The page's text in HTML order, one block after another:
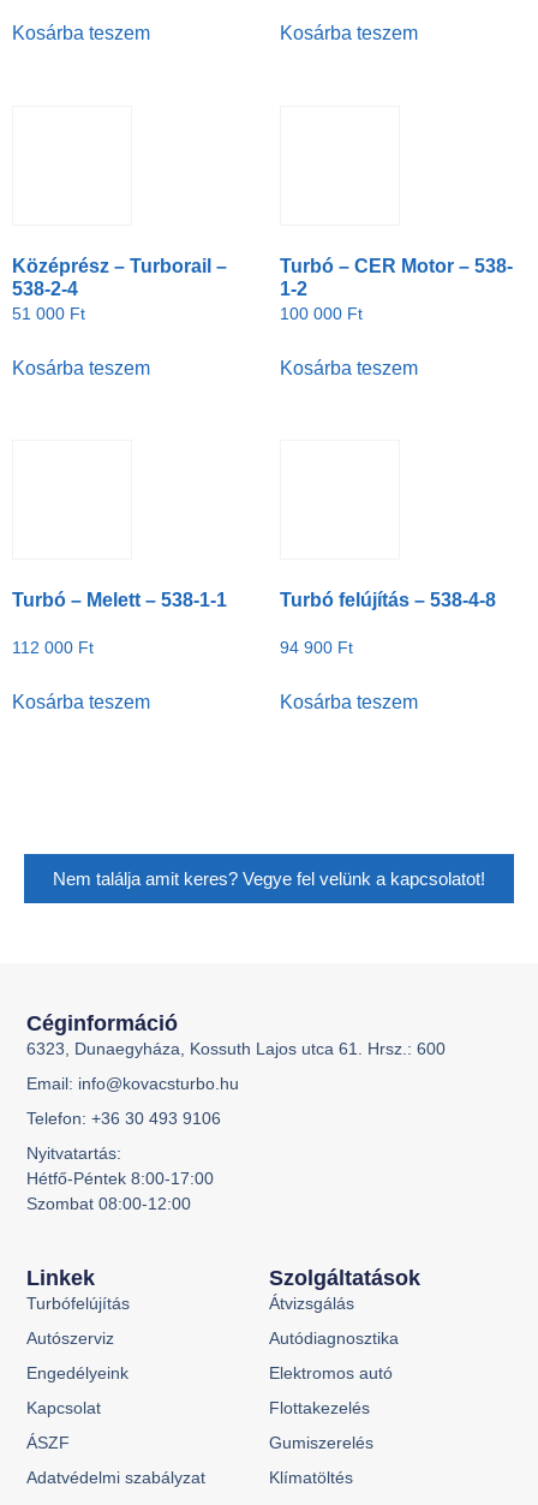
Kosárba teszem Kosárba teszem
Középrész – Turborail –
538-2-4
51 000 Ft
Kosárba teszem
Turbó – CER Motor – 538-
1-2
100 000 Ft
Kosárba teszem
Turbó – Melett – 538-1-1
112 000 Ft
Kosárba teszem
Turbó felújítás – 538-4-8
94 900 Ft
Kosárba teszem
Nem találja amit keres? Vegye fel velünk a kapcsolatot!
Szolgáltatások
Átvizsgálás
Autódiagnosztika
Elektromos autó
Flottakezelés
Gumiszerelés
Klímatöltés
Linkek
Turbófelújítás
Autószerviz
Engedélyeink
Kapcsolat
ÁSZF
Adatvédelmi szabályzat
Céginformáció
6323, Dunaegyháza, Kossuth Lajos utca 61. Hrsz.: 600
Email: info@kovacsturbo.hu
Telefon: +36 30 493 9106
Nyitvatartás:
Hétfő-Péntek 8:00-17:00
Szombat 08:00-12:00